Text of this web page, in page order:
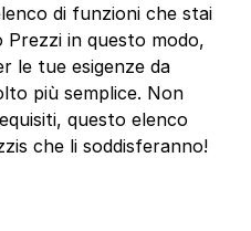
di funzioni che stai
Prezzi in questo modo,
le tue esigenze da
più semplice. Non
questo elenco
che li soddisferanno!